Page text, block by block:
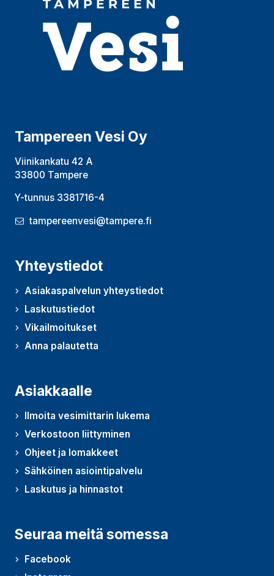
Tampereen Vesi Oy
Viinikankatu 42 A
33800 Tampere
Y-tunnus 3381716-4
tampereenvesi@tampere.fi
Yhteystiedot
Asiakaspalvelun yhteystiedot
Laskutustiedot
Vikailmoitukset
Anna palautetta
(Avautuu uudessa ikkunassa)
Asiakkaalle
Ilmoita vesimittarin lukema
Verkostoon liittyminen
Ohjeet ja lomakkeet
Sähköinen asiointipalvelu
Laskutus ja hinnastot
Seuraa meitä somessa
Facebook